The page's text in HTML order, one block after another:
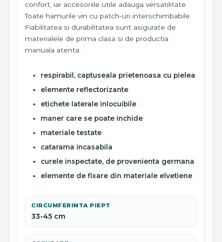
confort, iar accesoriile utile adauga versatilitate.
Toate hamurile vin cu patch-uri interschimbabile.
Fiabilitatea si durabilitatea sunt asigurate de
materialele de prima clasa si de productia
manuala atenta.
respirabil, captuseala prietenoasa cu pielea
elemente reflectorizante
etichete laterale inlocuibile
maner care se poate inchide
materiale testate
catarama incasabila
curele inspectate, de provenienta germana
elemente de fixare din materiale elvetiene
CIRCUMFERINTA PIEPT
33-45 cm